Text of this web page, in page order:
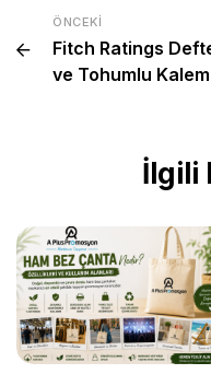
ÖNCEKI
Fitch Ratings
ve Tohumlu Kalem
İlgili